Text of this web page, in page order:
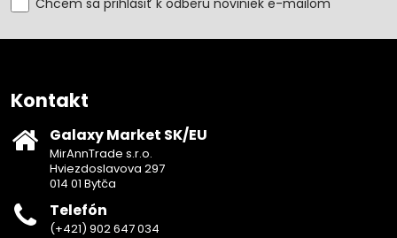
Kontakt
Galaxy Market SK/EU
MirAnnTrade s.r.o.
Hviezdoslavova 297
014 01 Bytča
Telefón
(+421) 902 647 034